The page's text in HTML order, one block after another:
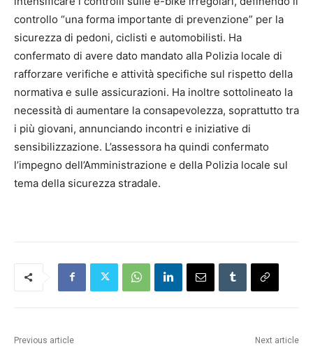
controllo “una forma importante di prevenzione” per la
sicurezza di pedoni, ciclisti e automobilisti. Ha
confermato di avere dato mandato alla Polizia locale di
rafforzare verifiche e attività specifiche sul rispetto della
normativa e sulle assicurazioni. Ha inoltre sottolineato la
necessità di aumentare la consapevolezza, soprattutto tra
i più giovani, annunciando incontri e iniziative di
sensibilizzazione. L’assessora ha quindi confermato
l’impegno dell’Amministrazione e della Polizia locale sul
tema della sicurezza stradale.
Previous article Next article